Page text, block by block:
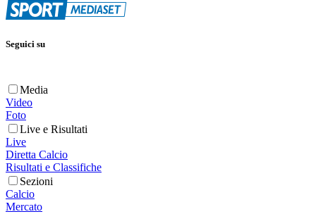
Seguici su
Media
Video
Foto
Live e Risultati
Live
Diretta Calcio
Risultati e Classifiche
Sezioni
Calcio
Mercato